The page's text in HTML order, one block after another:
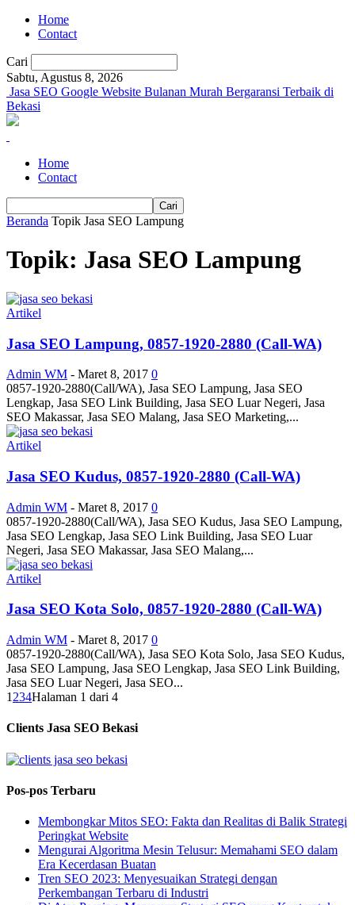
Home
Contact
Cari
Sabtu, Agustus 8, 2026
Jasa SEO Google Website Bulanan Murah Bergaransi Terbaik di
Bekasi
Home
Contact
Beranda Topik Jasa SEO Lampung
Topik: Jasa SEO Lampung
Artikel
Jasa SEO Lampung, 0857-1920-2880 (Call-WA)
Admin WM - Maret 8, 2017 0
0857-1920-2880(Call/WA), Jasa SEO Lampung, Jasa SEO
Lengkap, Jasa SEO Link Building, Jasa SEO Luar Negeri, Jasa
SEO Makassar, Jasa SEO Malang, Jasa SEO Marketing,...
Artikel
Jasa SEO Kudus, 0857-1920-2880 (Call-WA)
Admin WM - Maret 8, 2017 0
0857-1920-2880(Call/WA), Jasa SEO Kudus, Jasa SEO Lampung,
Jasa SEO Lengkap, Jasa SEO Link Building, Jasa SEO Luar
Negeri, Jasa SEO Makassar, Jasa SEO Malang,...
Artikel
Jasa SEO Kota Solo, 0857-1920-2880 (Call-WA)
Admin WM - Maret 8, 2017 0
0857-1920-2880(Call/WA), Jasa SEO Kota Solo, Jasa SEO Kudus,
Jasa SEO Lampung, Jasa SEO Lengkap, Jasa SEO Link Building,
Jasa SEO Luar Negeri, Jasa SEO...
1 234Halaman 1 dari 4
Clients Jasa SEO Bekasi
Pos-pos Terbaru
Membongkar Mitos SEO: Fakta dan Realitas di Balik Strategi
Peringkat Website
Mengurai Algoritma Mesin Telusur: Memahami SEO dalam
Era Kecerdasan Buatan
Tren SEO 2023: Menyesuaikan Strategi dengan
Perkembangan Terbaru di Industri